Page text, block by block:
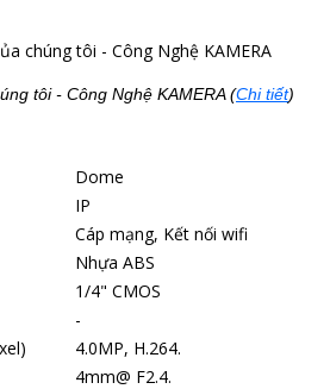
tôi - Công Nghệ KAMERA (Chi tiết)
Dome
IP
Cáp mạng, Kết nối wifi
Nhựa ABS
1/4" CMOS
-
4.0MP, H.264.
4mm@ F2.4.